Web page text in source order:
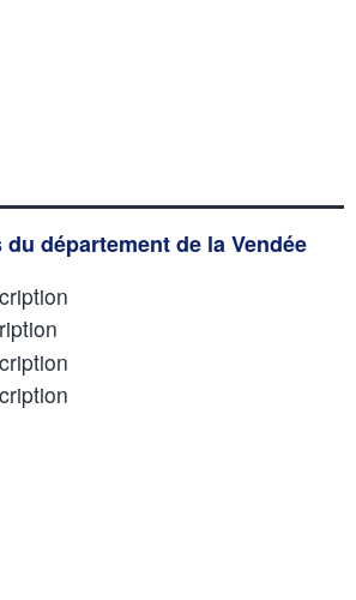
département de la Vendée